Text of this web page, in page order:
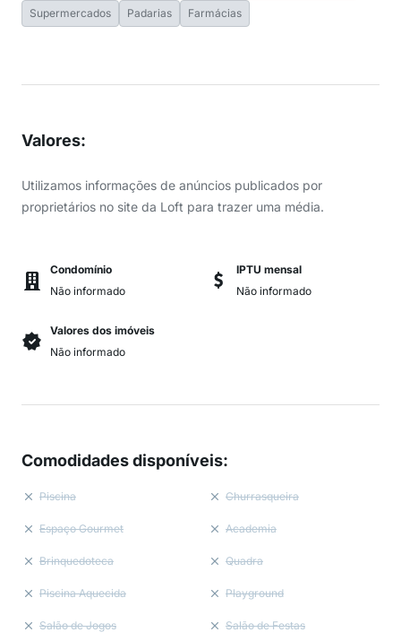
Supermercados Padarias Farmácias
Valores:
Utilizamos informações de anúncios publicados por
proprietários no site da Loft para trazer uma média.
Condomínio
Não informado
IPTU mensal
Não informado
Valores dos imóveis
Não informado
Comodidades disponíveis:
Piscina Churrasqueira
Espaço Gourmet Academia
Brinquedoteca Quadra
Piscina Aquecida Playground
Salão de Jogos Salão de Festas